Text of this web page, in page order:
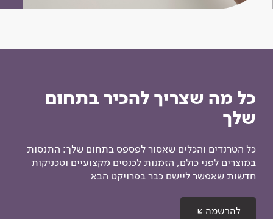
כל מה שצריך להכיר בתחום
שלך
כל הטרנדים והכלים שאסור לפספס בתחום שלך: התנסות
במוצרים לפני כולם, הזמנות לכנסים מקצועיים וטכניקות
חדשות שאפשר ליישם כבר בפרויקט הבא
להרשמה